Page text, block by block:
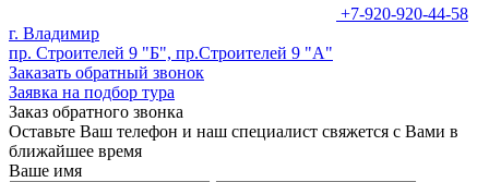
+7-920-920-44-58
г. Владимир
пр. Строителей 9 "Б", пр.Строителей 9 "А"
Заказать обратный звонок
Заявка на подбор тура
Заказ обратного звонка
Оставьте Ваш телефон и наш специалист свяжется с Вами в
ближайшее время
Ваше имя